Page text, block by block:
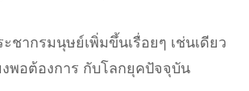
ชากรมนุษย์เพิ่มขึ้นเรื่อยๆ เช่นเดียว
พอต้องการ กับโลกยุคปัจจุบัน